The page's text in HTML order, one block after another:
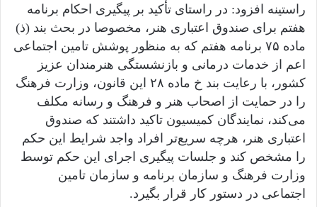
راستینه افزود: در راستای تأکید بر پیگیری احکام برنامه
هفتم برای صندوق اعتباری هنر، مخصوصا در بحث بند (ذ)
ماده ۷۵ برنامه هفتم که به منظور پوشش تامین اجتماعی
اعم از خدمات درمانی و بازنشستگی هنرمندان عزیز
کشور، با رعایت بند خ ماده ۲۸ این قانون، وزارت فرهنگ
را در حمایت از اصحاب هنر و فرهنگ و رسانه مکلف
می‌کند، نمایندگان کمیسیون تاکید داشتند که صندوق
اعتباری هنر، هرچه سریع‌تر افراد واجد شرایط این حکم
را مشخص کند و جلسات پیگیری اجرای این حکم توسط
وزارت فرهنگ و سازمان برنامه و سازمان تامین
اجتماعی در دستور کار قرار بگیرد.